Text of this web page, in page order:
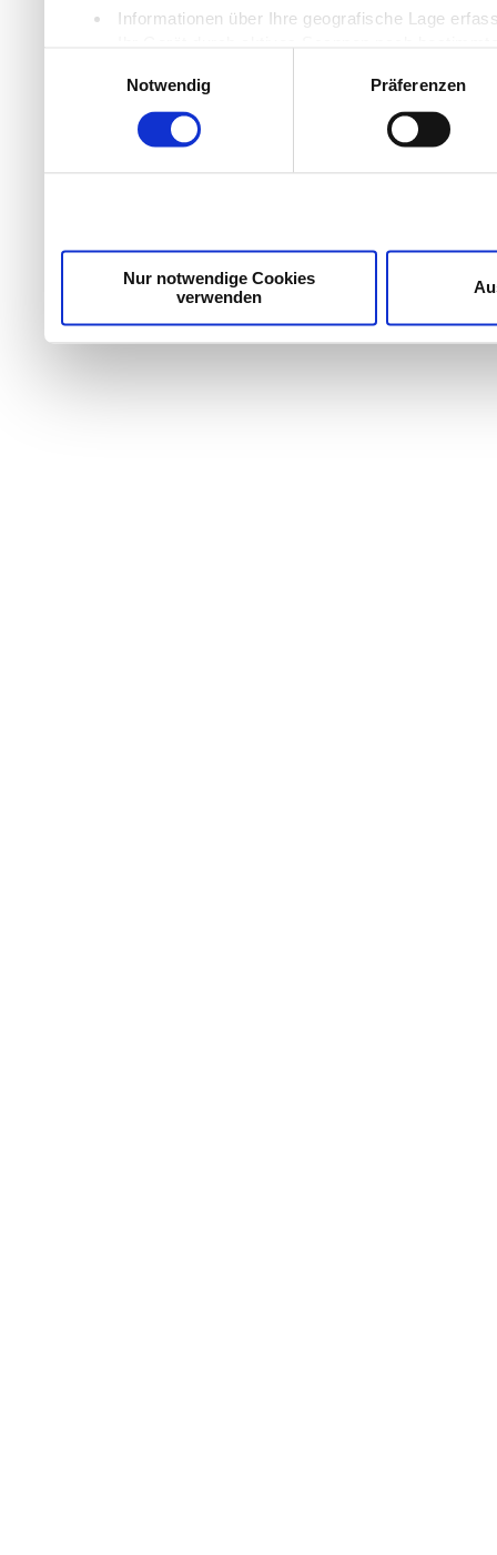
Informationen über Ihre geografische Lage
Wir verwenden Cookies, um Inhalte und Anzeigen zu
die Zugriffe auf unsere Website zu analysieren.
Dienste gesammelt haben.
Notwendig
Präferenzen
Nur notwendige Cookies
verwenden